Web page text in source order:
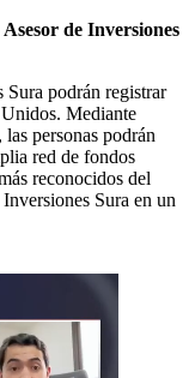
de Inversiones
Sura podrán registrar
Mediante
personas podrán
red de fondos
reconocidos del
Inversiones Sura en un